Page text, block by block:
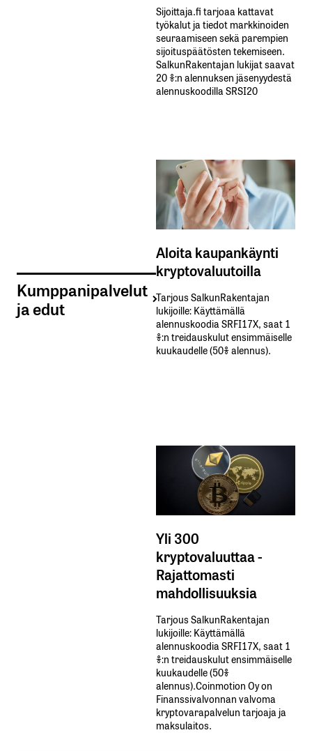
Kumppanipalvelut
ja edut
Sijoittaja.fi tarjoaa kattavat
työkalut ja tiedot markkinoiden
seuraamiseen sekä parempien
sijoituspäätösten tekemiseen.
SalkunRakentajan lukijat saavat
20 %:n alennuksen jäsenyydestä
alennuskoodilla SRSI20
Aloita kaupankäynti
kryptovaluutoilla
Tarjous SalkunRakentajan
lukijoille: Käyttämällä​ ​
alennuskoodia​ ​SRFI17X,​ ​saat​ ​1
%:n treidauskulut​ ​ensimmäiselle​ ​
kuukaudelle​ ​(50%​ ​alennus).
Yli 300
kryptovaluuttaa -
Rajattomasti
mahdollisuuksia
Tarjous SalkunRakentajan
lukijoille: Käyttämällä​ ​
alennuskoodia​ ​SRFI17X,​ ​saat​ ​1
%:n treidauskulut​ ​ensimmäiselle​ ​
kuukaudelle​ ​(50%​ ​
alennus).Coinmotion Oy on
Finanssivalvonnan valvoma
kryptovarapalvelun tarjoaja ja
maksulaitos.